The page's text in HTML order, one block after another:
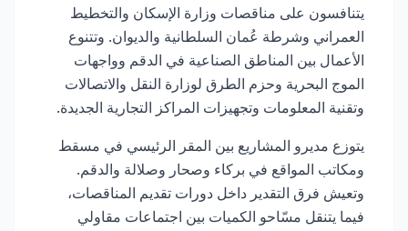
يتنافسون على مناقصات وزارة الإسكان والتخطيط
العمراني وشرطة عُمان السلطانية والديوان. وتتنوع
الأعمال بين المناطق الصناعية في الدقم وواجهات
الموج البحرية وحزم الطرق لوزارة النقل والاتصالات
وتقنية المعلومات وتجهيزات المراكز التجارية الجديدة.
يتوزع مديرو المشاريع بين المقر الرئيسي في مسقط
ومكاتب المواقع في بركاء وصحار وصلالة والدقم.
وتعيش فرق التقدير داخل دورات تقديم المناقصات،
فيما يتنقل مسّاحو الكميات بين اجتماعات مقاولي